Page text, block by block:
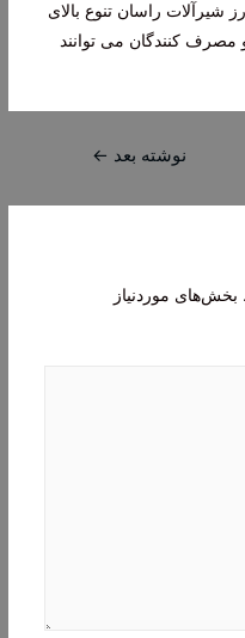
شیرآلات راسان تنوع بالای
کنندگان می توانند
نوشته بعد ←
بخش‌های موردنیاز